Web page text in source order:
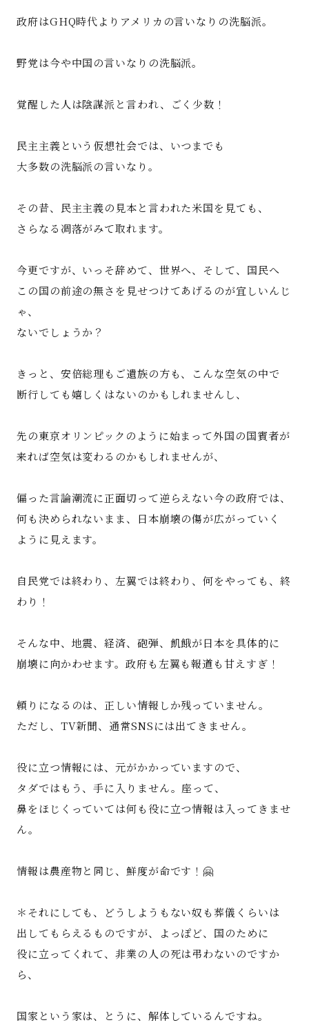
お問い合わせ
政府はGHQ時代よりアメリカの言いなりの洗脳派。
野党は今や中国の言いなりの洗脳派。
覚醒した人は陰謀派と言われ、ごく少数！
民主主義という仮想社会では、いつまでも
大多数の洗脳派の言いなり。
その昔、民主主義の見本と言われた米国を見ても、
さらなる凋落がみて取れます。
今更ですが、いっそ辞めて、世界へ、そして、国民へ
この国の前途の無さを見せつけてあげるのが宜しいんじ
ゃ、
ないでしょうか？
きっと、安倍総理もご遺族の方も、こんな空気の中で
断行しても嬉しくはないのかもしれませんし、
先の東京オリンピックのように始まって外国の国賓者が
来れば空気は変わるのかもしれませんが、
偏った言論潮流に正面切って逆らえない今の政府では、
何も決められないまま、日本崩壊の傷が広がっていく
ように見えます。
自民党では終わり、左翼では終わり、何をやっても、終
わり！
そんな中、地震、経済、砲弾、飢餓が日本を具体的に
崩壊に向かわせます。政府も左翼も報道も甘えすぎ！
頼りになるのは、正しい情報しか残っていません。
ただし、TV新聞、通常SNSには出てきません。
役に立つ情報には、元がかかっていますので、
タダではもう、手に入りません。座って、
鼻をほじくっていては何も役に立つ情報は入ってきませ
ん。
情報は農産物と同じ、鮮度が命です！🤗
＊それにしても、どうしようもない奴も葬儀くらいは
出してもらえるものですが、よっぽど、国のために
役に立ってくれて、非業の人の死は弔わないのですか
ら、
国家という家は、とうに、解体しているんですね。